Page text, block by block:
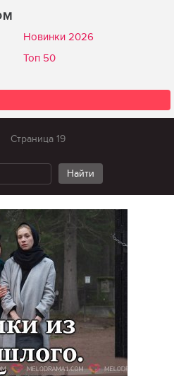
Новинки 2026
Топ 50
Страница 19